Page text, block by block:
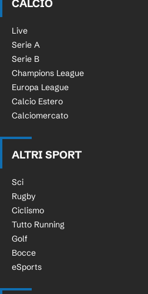
CALCIO
Live
Serie A
Serie B
Champions League
Europa League
Calcio Estero
Calciomercato
ALTRI SPORT
Sci
Rugby
Ciclismo
Tutto Running
Golf
Bocce
eSports